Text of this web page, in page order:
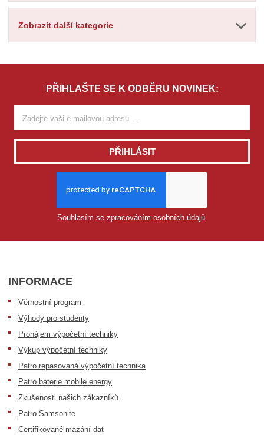
Zobrazit další kategorie
PŘIHLAŠTE SE K ODBĚRU NOVINEK:
PŘIHLÁSIT
Souhlasím se zpracováním osobních údajů.
INFORMACE
Věrnostní program
Výhody pro studenty
Pronájem výpočetní techniky
Výkup výpočetní techniky
Patro repasovaná výpočetní technika
Patro baterie mobile energy
Zkušenosti našich zákazníků
Patro Samsonite
Certifikované mazání dat